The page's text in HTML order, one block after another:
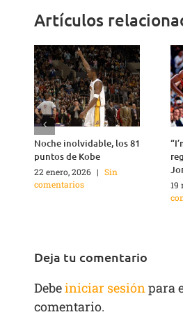
Artículos
Noche inolvidable, los 81
puntos de Kobe
22 enero, 2026 | Sin
comentarios
19
Deja tu comentario
Debeiniciar sesiónpara
comentario.